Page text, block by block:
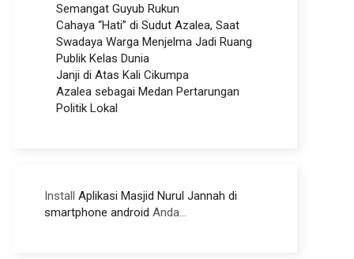
Semangat Guyub Rukun
Cahaya “Hati” di Sudut Azalea, Saat
Swadaya Warga Menjelma Jadi Ruang
Publik Kelas Dunia
Janji di Atas Kali Cikumpa
Azalea sebagai Medan Pertarungan
Politik Lokal
Install Aplikasi Masjid Nurul Jannah di
smartphone android Anda...